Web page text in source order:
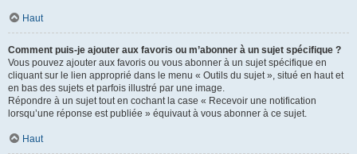
Haut
Comment puis-je ajouter aux favoris ou m’abonner à un sujet spécifique ?
Vous pouvez ajouter aux favoris ou vous abonner à un sujet spécifique en
cliquant sur le lien approprié dans le menu « Outils du sujet », situé en haut et
en bas des sujets et parfois illustré par une image.
Répondre à un sujet tout en cochant la case « Recevoir une notification
lorsqu’une réponse est publiée » équivaut à vous abonner à ce sujet.
Haut